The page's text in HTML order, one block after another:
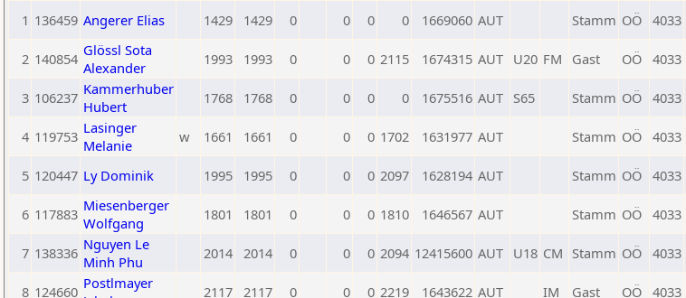
1 136459 Angerer Elias 1429 1429 0 0 0 0 1669060 AUT Stamm OÖ 4033
2 140854 Glössl Sota
Alexander
1993 1993 0 0 0 2115 1674315 AUT U20 FM Gast OÖ 4033
3 106237 Kammerhuber
Hubert
1768 1768 0 0 0 0 1675516 AUT S65 Stamm OÖ 4033
4 119753 Lasinger
Melanie
w 1661 1661 0 0 0 1702 1631977 AUT Stamm OÖ 4033
5 120447 Ly Dominik 1995 1995 0 0 0 2097 1628194 AUT Stamm OÖ 4033
6 117883 Miesenberger
Wolfgang
1801 1801 0 0 0 1810 1646567 AUT Stamm OÖ 4033
7 138336 Nguyen Le
Minh Phu
2014 2014 0 0 0 2094 12415600 AUT U18 CM Stamm OÖ 4033
8 124660 Postlmayer
2117 2117 0 0 0 2219 1643622 AUT IM Gast OÖ 4033